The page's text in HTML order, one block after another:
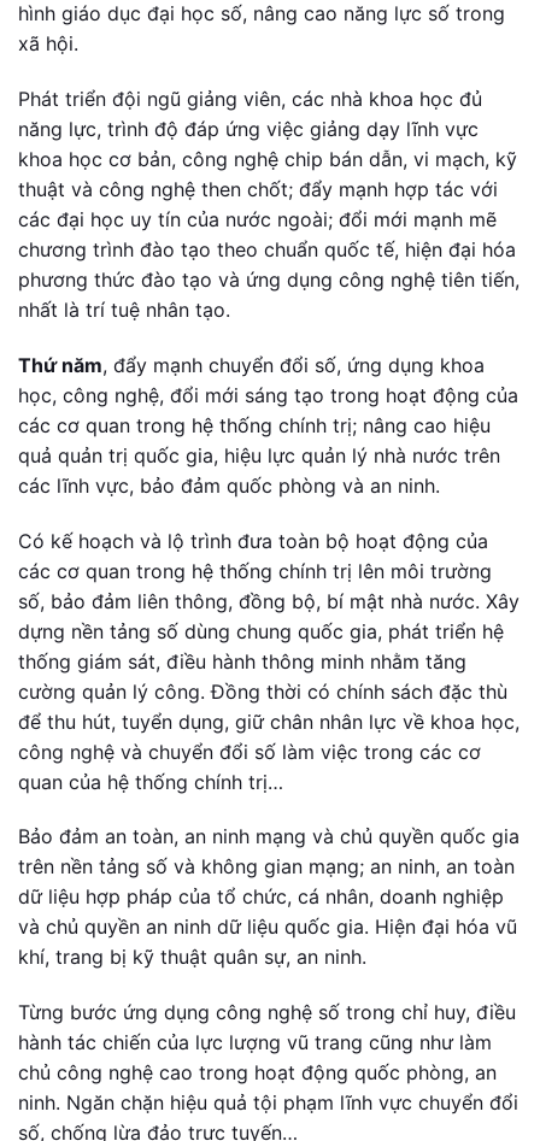
hình giáo dục đại học số, nâng cao năng lực số trong
xã hội.
Phát triển đội ngũ giảng viên, các nhà khoa học đủ
năng lực, trình độ đáp ứng việc giảng dạy lĩnh vực
khoa học cơ bản, công nghệ chip bán dẫn, vi mạch, kỹ
thuật và công nghệ then chốt; đẩy mạnh hợp tác với
các đại học uy tín của nước ngoài; đổi mới mạnh mẽ
chương trình đào tạo theo chuẩn quốc tế, hiện đại hóa
phương thức đào tạo và ứng dụng công nghệ tiên tiến,
nhất là trí tuệ nhân tạo.
Thứ năm, đẩy mạnh chuyển đổi số, ứng dụng khoa
học, công nghệ, đổi mới sáng tạo trong hoạt động của
các cơ quan trong hệ thống chính trị; nâng cao hiệu
quả quản trị quốc gia, hiệu lực quản lý nhà nước trên
các lĩnh vực, bảo đảm quốc phòng và an ninh.
Có kế hoạch và lộ trình đưa toàn bộ hoạt động của
các cơ quan trong hệ thống chính trị lên môi trường
số, bảo đảm liên thông, đồng bộ, bí mật nhà nước. Xây
dựng nền tảng số dùng chung quốc gia, phát triển hệ
thống giám sát, điều hành thông minh nhằm tăng
cường quản lý công. Đồng thời có chính sách đặc thù
để thu hút, tuyển dụng, giữ chân nhân lực về khoa học,
công nghệ và chuyển đổi số làm việc trong các cơ
quan của hệ thống chính trị…
Bảo đảm an toàn, an ninh mạng và chủ quyền quốc gia
trên nền tảng số và không gian mạng; an ninh, an toàn
dữ liệu hợp pháp của tổ chức, cá nhân, doanh nghiệp
và chủ quyền an ninh dữ liệu quốc gia. Hiện đại hóa vũ
khí, trang bị kỹ thuật quân sự, an ninh.
Từng bước ứng dụng công nghệ số trong chỉ huy, điều
hành tác chiến của lực lượng vũ trang cũng như làm
chủ công nghệ cao trong hoạt động quốc phòng, an
ninh. Ngăn chặn hiệu quả tội phạm lĩnh vực chuyển đổi
số, chống lừa đảo trực tuyến…